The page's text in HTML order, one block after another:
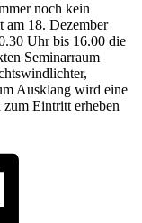
noch kein
am 18. Dezember
Uhr bis 16.00 die
Seminarraum
Ausklang wird eine
Eintritt erheben